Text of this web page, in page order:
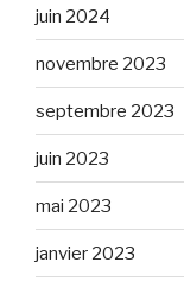
juin 2024
novembre 2023
septembre 2023
juin 2023
mai 2023
janvier 2023